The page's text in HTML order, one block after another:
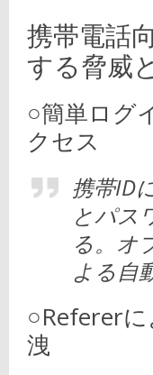
携帯電話
する脅威
○簡単ログ
クセス
携帯ID
とパス
る。オ
よる自
○Referer
洩